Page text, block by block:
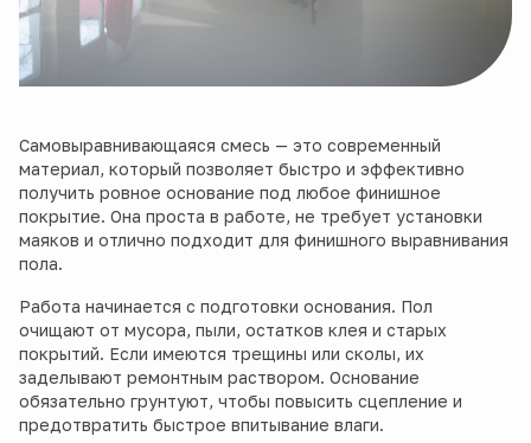
Самовыравнивающаяся смесь — это современный
материал, который позволяет быстро и эффективно
получить ровное основание под любое финишное
покрытие. Она проста в работе, не требует установки
маяков и отлично подходит для финишного выравнивания
пола.
Работа начинается с подготовки основания. Пол
очищают от мусора, пыли, остатков клея и старых
покрытий. Если имеются трещины или сколы, их
заделывают ремонтным раствором. Основание
обязательно грунтуют, чтобы повысить сцепление и
предотвратить быстрое впитывание влаги.